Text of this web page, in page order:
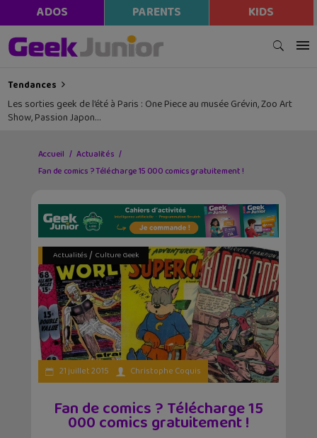
ADOS PARENTS KIDS
Tendances
Les sorties geek de l’été à Paris : One Piece au musée Grévin, Zoo Art
Show, Passion Japon…
Accueil
Actualités
Fan de comics ? Télécharge 15 000 comics gratuitement !
Actualités/ Culture Geek
21 juillet 2015 Christophe Coquis
Fan de comics ? Télécharge 15
000 comics gratuitement !